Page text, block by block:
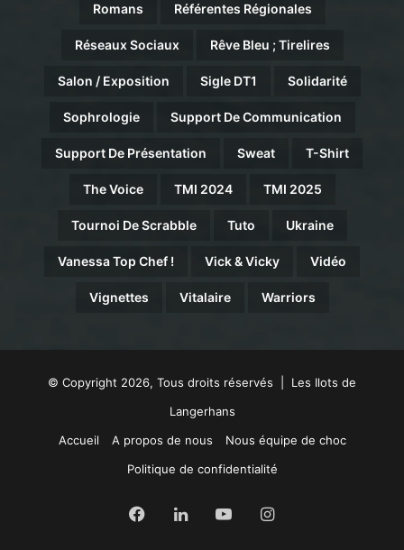
Romans Référentes Régionales
Réseaux Sociaux Rêve Bleu ; Tirelires
Salon / Exposition Sigle DT1 Solidarité
Sophrologie Support De Communication
Support De Présentation Sweat T-Shirt
The Voice TMI 2024 TMI 2025
Tournoi De Scrabble Tuto Ukraine
Vanessa Top Chef ! Vick & Vicky Vidéo
Vignettes Vitalaire Warriors
© Copyright 2026, Tous droits réservés | Les Ilots de
Langerhans
Accueil
A propos de nous
Nous équipe de choc
Politique de confidentialité
Facebook
LinkedinYouTubeInstagram